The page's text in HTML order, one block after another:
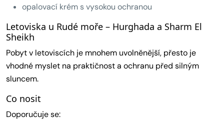
opalovací krém s vysokou ochranou
Letoviska u Rudé moře – Hurghada a Sharm El
Sheikh
Pobyt v letoviscích je mnohem uvolněnější, přesto je
vhodné myslet na praktičnost a ochranu před silným
sluncem.
Co nosit
Doporučuje se: